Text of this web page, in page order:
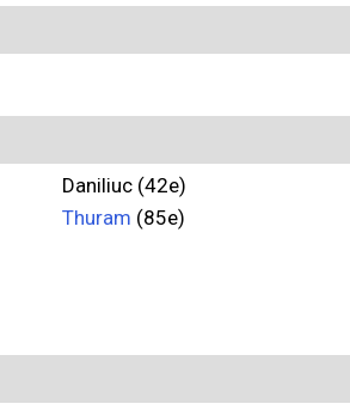
Daniliuc (42e)
Thuram (85e)